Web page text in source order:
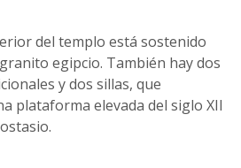
del templo está sostenido
egipcio. También hay dos
y dos sillas, que
plataforma elevada del siglo XII